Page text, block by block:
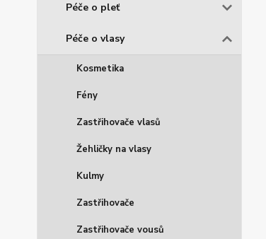
Péče o pleť
Péče o vlasy
Kosmetika
Fény
Zastřihovače vlasů
Žehličky na vlasy
Kulmy
Zastřihovače
Zastřihovače vousů